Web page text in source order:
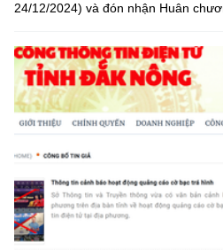
24/12/2024) và đón nhận Huân